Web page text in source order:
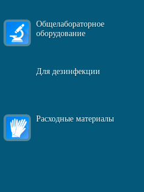
Общелабораторное
оборудование
Для дезинфекции
Расходные материалы